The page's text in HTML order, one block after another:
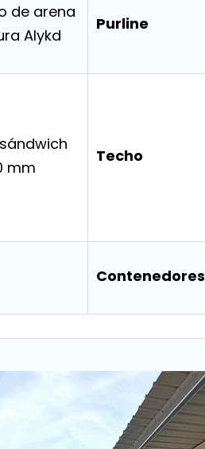
de arena
Alykd
Purline
mm
Techo
Contenedores